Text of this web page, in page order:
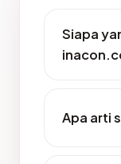
Siapa
Apa arti